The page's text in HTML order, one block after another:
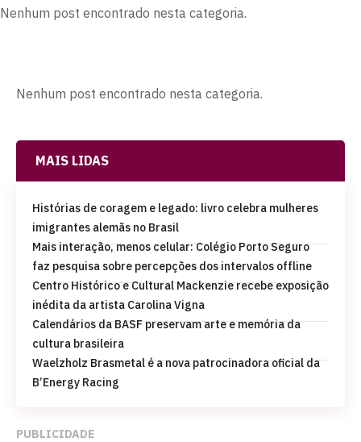
Nenhum post encontrado nesta categoria.
Nenhum post encontrado nesta categoria.
MAIS LIDAS
Histórias de coragem e legado: livro celebra mulheres
imigrantes alemãs no Brasil
Mais interação, menos celular: Colégio Porto Seguro
faz pesquisa sobre percepções dos intervalos offline
Centro Histórico e Cultural Mackenzie recebe exposição
inédita da artista Carolina Vigna
Calendários da BASF preservam arte e memória da
cultura brasileira
Waelzholz Brasmetal é a nova patrocinadora oficial da
B’Energy Racing
PUBLICIDADE